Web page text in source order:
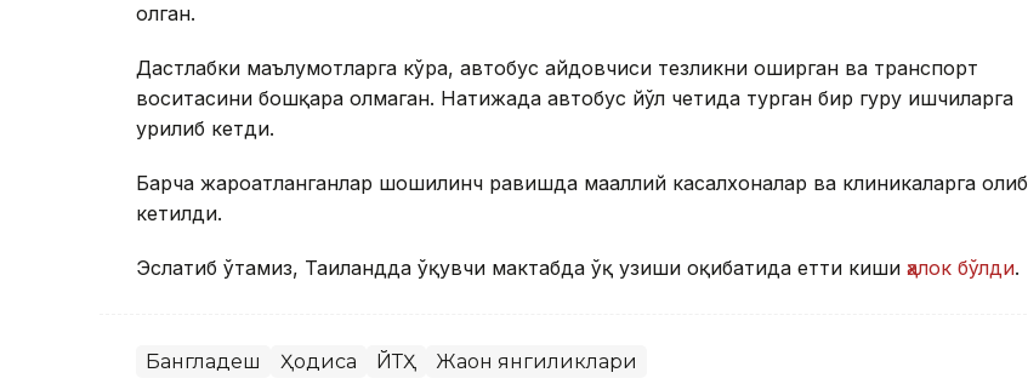
олган.
Дастлабки маълумотларга кўра, автобус ҳайдовчиси тезликни оширган ва транспорт
воситасини бошқара олмаган. Натижада автобус йўл четида турган бир гуруҳ ишчиларга
урилиб кетди.
Барча жароҳатланганлар шошилинч равишда маҳаллий касалхоналар ва клиникаларга олиб
кетилди.
Эслатиб ўтамиз, Таиландда ўқувчи мактабда ўқ узиши оқибатида етти киши ҳалок бўлди.
Бангладеш Ҳодиса ЙТҲ Жаҳон янгиликлари